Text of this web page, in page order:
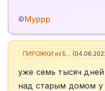
©Муррр
ПИРОЖКИ из Б... (
уже семь тысяч дней
над старым домом у